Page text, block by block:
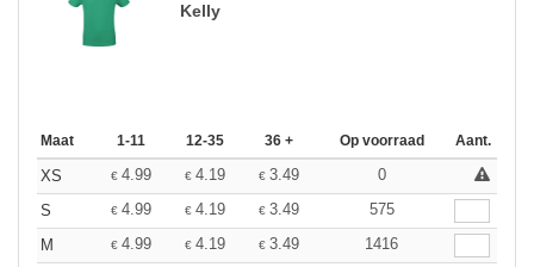
Kelly
Maat 1-11 12-35 36 + Op voorraad Aant.
XS € 4.99 € 4.19 € 3.49
0
S
€ 4.99 € 4.19 € 3.49
575
M
€ 4.99 € 4.19 € 3.49
1416